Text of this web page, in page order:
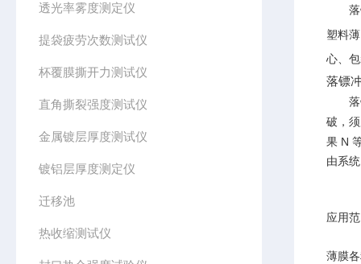
透光率雾度测定仪
提袋疲劳次数测试仪
杯覆膜撕开力测试仪
直角撕裂强度测试仪
金属镀层厚度测试仪
镀铝层厚度测定仪
迁移池
热收缩测试仪
塑料
心、
落镖
破，
果 N
由系
应用
薄膜